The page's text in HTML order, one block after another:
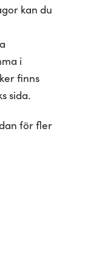
kan du
i
finns
sida.
för fler